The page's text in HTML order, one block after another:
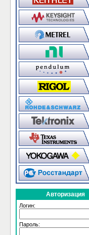
Авторизация
Логин:
Пароль: